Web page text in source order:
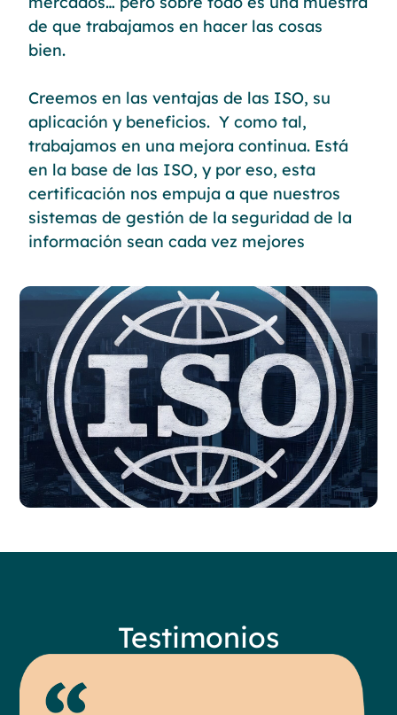
de que trabajamos en hacer las cosas
bien.
Creemos en las ventajas de las ISO, su
aplicación y beneficios. Y como tal,
trabajamos en una mejora continua. Está
en la base de las ISO, y por eso, esta
certificación nos empuja a que nuestros
sistemas de gestión de la seguridad de la
información sean cada vez mejores
Testimonios